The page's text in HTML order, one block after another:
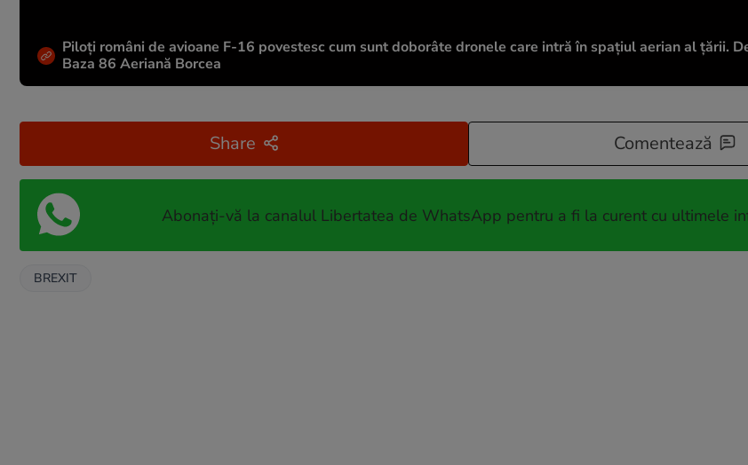
Piloți români de avioane F-16 povestesc cum sunt doborâte dronele care intră în spațiul aerian al țării.
Baza 86 Aeriană Borcea
Share Comentează
Abonați-vă la canalul Libertatea de WhatsApp pentru a fi la curent cu ultimele
BREXIT